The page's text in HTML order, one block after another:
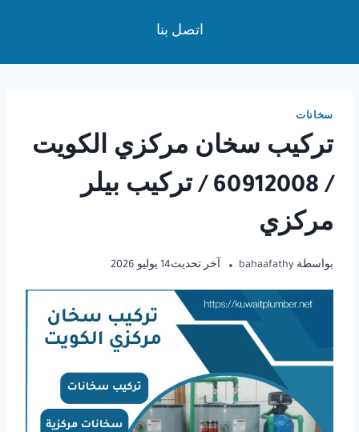
اتصل بنا
سخانات
تركيب سخان مركزي الكويت
/ 60912008 / تركيب بيلر
مركزي
بواسطة bahaafathy آخر تحديث14 يوليو 2026